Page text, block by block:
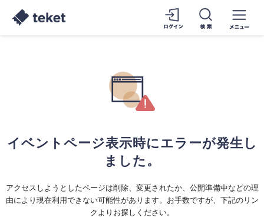
イベントページ表示時にエラーが発生し
ました。
アクセスしようとしたページは削除、変更されたか、公開準備中などの理
由により現在利用できない可能性があります。お手数ですが、下記のリン
クよりお探しください。